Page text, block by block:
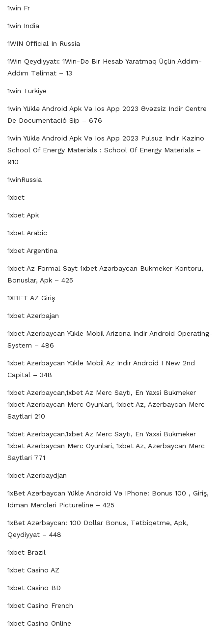
1win Fr
1win India
1WIN Official In Russia
1Win Qeydiyyatı: 1Win-Də Bir Hesab Yaratmaq Üçün Addım-
Addım Təlimat – 13
1win Turkiye
1win Yüklə Android Apk Və Ios App 2023 Əvəzsiz Indir Centre
De Documentació Sip – 676
1win Yüklə Android Apk Və Ios App 2023 Pulsuz Indir Kazino
School Of Energy Materials : School Of Energy Materials –
910
1winRussia
1xbet
1xbet Apk
1xbet Arabic
1xbet Argentina
1xbet Az Formal Sayt 1xbet Azərbaycan Bukmeker Kontoru,
Bonuslar, Apk – 425
1XBET AZ Giriş
1xbet Azerbajan
1xbet Azerbaycan Yükle Mobil Arizona Indir Android Operating-
System – 486
1xbet Azerbaycan Yükle Mobil Az Indir Android I New 2nd
Capital – 348
1xbet Azerbaycan,1xbet Az Merc Saytı, En Yaxsi Bukmeker
1xbet Azerbaycan Merc Oyunlari, 1xbet Az, Azerbaycan Merc
Saytlari 210
1xbet Azerbaycan,1xbet Az Merc Saytı, En Yaxsi Bukmeker
1xbet Azerbaycan Merc Oyunlari, 1xbet Az, Azerbaycan Merc
Saytlari 771
1xbet Azerbaydjan
1xBet Azərbaycan Yükle Android Və IPhone: Bonus 100 , Giriş,
Idman Mərcləri Pictureline – 425
1xBet Azərbaycan: 100 Dollar Bonus, Tətbiqetmə, Apk,
Qeydiyyat – 448
1xbet Brazil
1xbet Casino AZ
1xbet Casino BD
1xbet Casino French
1xbet Casino Online